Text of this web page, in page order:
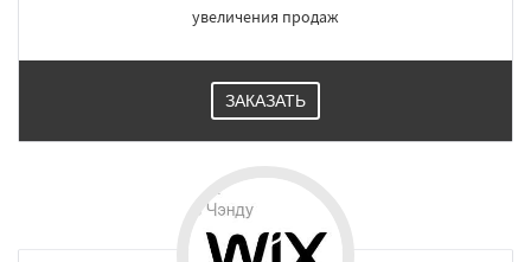
увеличения продаж
ЗАКАЗАТЬ